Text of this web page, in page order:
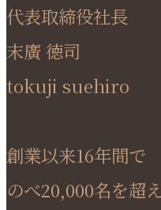
代表取締役社長
末廣 徳司
tokuji suehiro
創業以来16年間で
のべ20,000名を超